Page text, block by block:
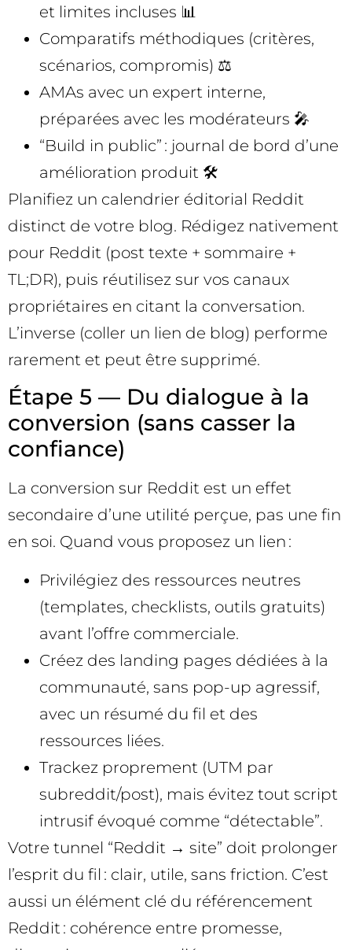
et limites incluses 📊
Comparatifs méthodiques (critères,
scénarios, compromis) ⚖️
AMAs avec un expert interne,
préparées avec les modérateurs 🎤
“Build in public” : journal de bord d’une
amélioration produit 🛠️
Planifiez un calendrier éditorial Reddit
distinct de votre blog. Rédigez nativement
pour Reddit (post texte + sommaire +
TL;DR), puis réutilisez sur vos canaux
propriétaires en citant la conversation.
L’inverse (coller un lien de blog) performe
rarement et peut être supprimé.
Étape 5 — Du dialogue à la
conversion (sans casser la
confiance)
La conversion sur Reddit est un effet
secondaire d’une utilité perçue, pas une fin
en soi. Quand vous proposez un lien :
Privilégiez des ressources neutres
(templates, checklists, outils gratuits)
avant l’offre commerciale.
Créez des landing pages dédiées à la
communauté, sans pop-up agressif,
avec un résumé du fil et des
ressources liées.
Trackez proprement (UTM par
subreddit/post), mais évitez tout script
intrusif évoqué comme “détectable”.
Votre tunnel “Reddit → site” doit prolonger
l’esprit du fil : clair, utile, sans friction. C’est
aussi un élément clé du référencement
Reddit : cohérence entre promesse,